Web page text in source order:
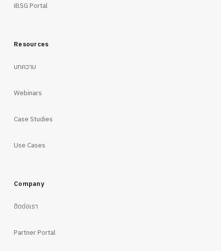
iBSG Portal
Resources
บทความ
Webinars
Case Studies
Use Cases
Company
ติดต่อเรา
Partner Portal